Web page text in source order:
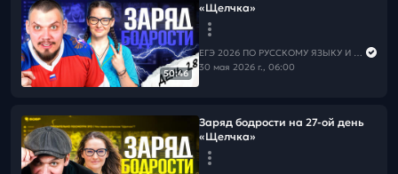
50:46
«Щелчка»
ЕГЭ 2026 ПО РУССКОМУ ЯЗЫКУ И МАТЕМАТИКЕ
30 мая 2026 г., 06:00
Заряд бодрости на 27-ой день
«Щелчка»